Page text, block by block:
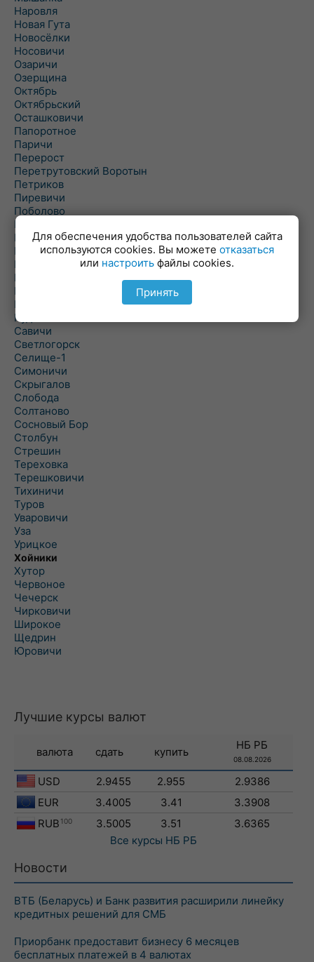
Наровля
Новая Гута
Новосёлки
Носовичи
Озаричи
Озерщина
Октябрь
Октябрьский
Осташковичи
Папоротное
Паричи
Перерост
Перетрутовский Воротын
Петриков
Пиревичи
Поболово
Поколюбичи
Полесье
Птичь
Речица
Ровенская Слобода
Рогачев
Рогинь
Рудня
Савичи
Светлогорск
Селище-1
Симоничи
Скрыгалов
Слобода
Солтаново
Сосновый Бор
Столбун
Стрешин
Тереховка
Терешковичи
Тихиничи
Туров
Уваровичи
Уза
Урицкое
Хойники
Хутор
Червоное
Чечерск
Чирковичи
Широкое
Щедрин
Юровичи
Лучшие курсы валют
валюта сдать купить
НБ РБ
08.08.2026
USD 2.9455 2.955
2.9386
EUR
3.4005 3.41
3.3908
RUB 100 3.5005 3.51
3.6365
Все курсы НБ РБ
Новости
ВТБ (Беларусь) и Банк развития расширили линейку
кредитных решений для СМБ
Приорбанк предоставит бизнесу 6 месяцев
бесплатных платежей в 4 валютах
Для обеспечения удобства пользователей сайта
используются cookies. Вы можете отказаться
или настроить файлы cookies.
Принять